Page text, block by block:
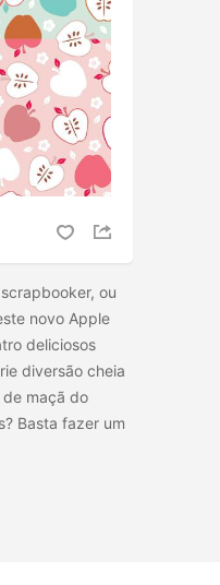
ou
novo Apple
deliciosos
diversão cheia
maçã do
Basta fazer um